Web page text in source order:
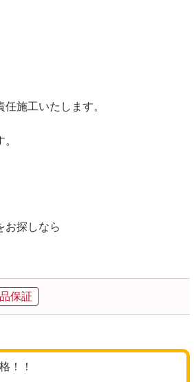
施工いたします。
お探しなら
保証
！！